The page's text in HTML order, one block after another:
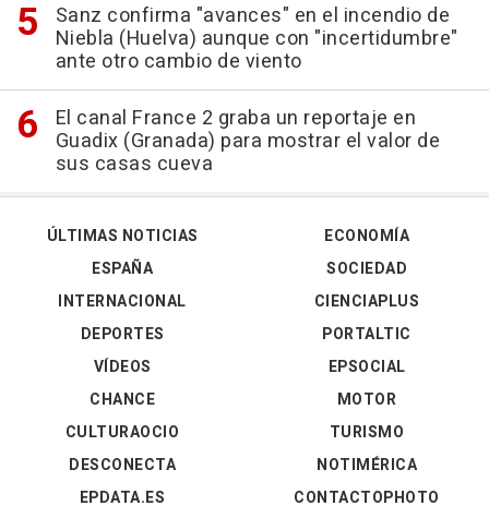
Sanz confirma "avances" en el incendio de
Niebla (Huelva) aunque con "incertidumbre"
ante otro cambio de viento
El canal France 2 graba un reportaje en
Guadix (Granada) para mostrar el valor de
sus casas cueva
ÚLTIMAS NOTICIAS
ESPAÑA
INTERNACIONAL
DEPORTES
VÍDEOS
ECONOMÍA
SOCIEDAD
CIENCIAPLUS
PORTALTIC
EPSOCIAL
CHANCE
CULTURAOCIO
DESCONECTA
EPDATA.ES
MOTOR
TURISMO
NOTIMÉRICA
CONTACTOPHOTO